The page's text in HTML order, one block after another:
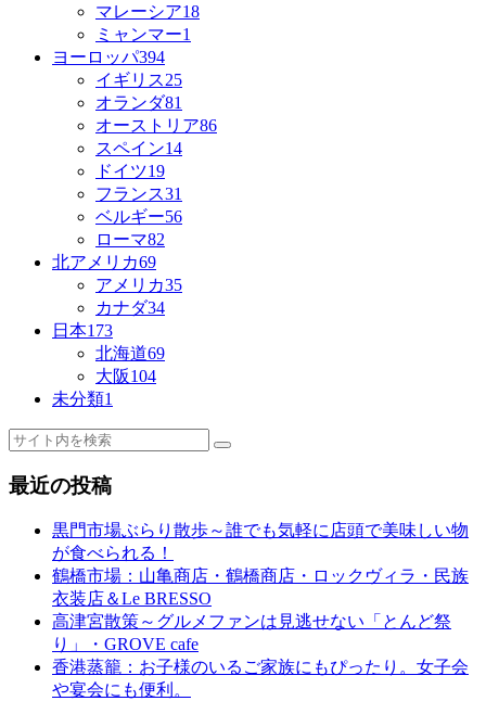
マレーシア18
ミャンマー1
ヨーロッパ394
イギリス25
オランダ81
オーストリア86
スペイン14
ドイツ19
フランス31
ベルギー56
ローマ82
北アメリカ69
アメリカ35
カナダ34
日本173
北海道69
大阪104
未分類1
最近の投稿
黒門市場ぶらり散歩～誰でも気軽に店頭で美味しい物
が食べられる！
鶴橋市場：山亀商店・鶴橋商店・ロックヴィラ・民族
衣装店＆Le BRESSO
高津宮散策～グルメファンは見逃せない「とんど祭
り」・GROVE cafe
香港蒸籠：お子様のいるご家族にもぴったり。女子会
や宴会にも便利。